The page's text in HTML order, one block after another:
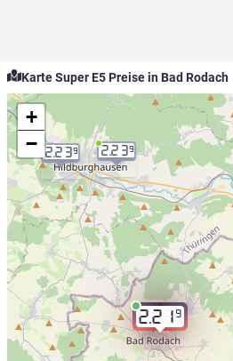
Karte Super E5 Preise in Bad Rodach
2.219
2.239 2.239
+
−